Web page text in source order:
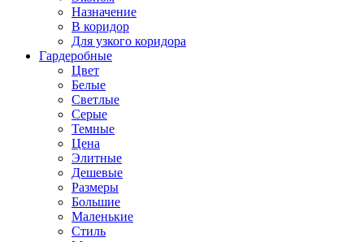
Назначение
В коридор
Для узкого коридора
Гардеробные
Цвет
Белые
Светлые
Серые
Темные
Цена
Элитные
Дешевые
Размеры
Большие
Маленькие
Стиль